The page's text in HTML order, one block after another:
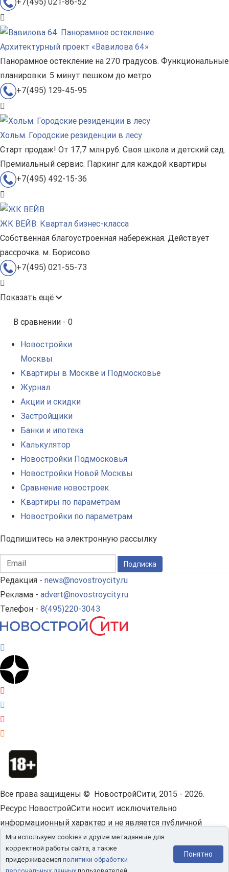
+7(495) 021-86-52
Архитектурный проект «Вавилова 64»
Панорамное остекление на 270 градусов. Функциональные
планировки. 5 минут пешком до метро
+7(495) 129-45-95
Хольм. Городские резиденции в лесу
Старт продаж! От 17,7 млн.руб. Своя школа и детский сад.
Премиальный сервис. Паркинг для каждой квартиры
+7(495) 492-15-36
ЖК ВЕЙВ. Квартал бизнес-класса
Собственная благоустроенная набережная. Действует
рассрочка. м. Борисово
+7(495) 021-55-73
Показать ещё
В сравнении - 0
Новостройки
Москвы
Квартиры в Москве и Подмосковье
Журнал
Акции и скидки
Застройщики
Банки и ипотека
Калькулятор
Новостройки Подмосковья
Новостройки Новой Москвы
Сравнение новостроек
Квартиры по параметрам
Новостройки по параметрам
Подпишитесь на электронную рассылку
Подписка
Редакция - news@novostroycity.ru
Реклама - advert@novostroycity.ru
Телефон - 8(495)220-3043
Все права защищены © НовостройСити, 2015 - 2026.
Ресурс НовостройСити носит исключительно
информационный характер и не является публичной
офертой.Пользовательское соглашение.
Мы используем cookies и другие метаданные для
корректной работы сайта.
Политика конфиденциальности.
Мы используем cookies и другие метаданные для
корректной работы сайта, а также
придерживаемся политики обработки
Понятно